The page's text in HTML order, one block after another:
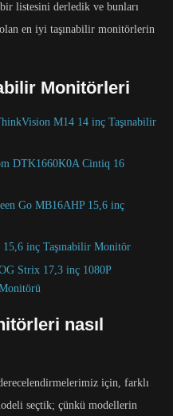
bir listesini derledik ve bunları
en iyi taşınabilir monitörlerin
Monitörleri
M14 14 inç Taşınabilir
DTK1660K0A Cintiq 16
Go MB16AHP 15,6 inç
inç Taşınabilir Monitör
Strix 17,3 inç 1080P
nasıl
için, farklı
seçtik; çünkü modellerin